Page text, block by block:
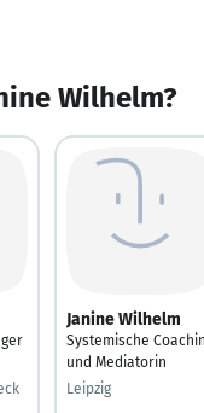
Wilhelm?
Janine Wilhelm
Systemische
und Mediatorin
Leipzig